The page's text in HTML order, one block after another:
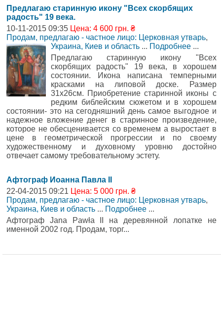
Предлагаю старинную икону "Всех скорбящих
радость" 19 века.
10-11-2015 09:35 Цена: 4 600 грн. ₴
Продам, предлагаю - частное лицо: Церковная утварь,
Украина, Киев и область ... Подробнее ...
Предлагаю старинную икону "Всех
скорбящих радость" 19 века, в хорошем
состоянии. Икона написана темперными
красками на липовой доске. Размер
31х26см. Приобретение старинной иконы с
редким библейским сюжетом и в хорошем
состоянии- это на сегодняшний день самое выгодное и
надежное вложение денег в старинное произведение,
которое не обесценивается со временем а выростает в
цене в геометрической прогрессии и по своему
художественному и духовному уровню достойно
отвечает самому требовательному эстету.
Афтограф Иоанна Павла II
22-04-2015 09:21 Цена: 5 000 грн. ₴
Продам, предлагаю - частное лицо: Церковная утварь,
Украина, Киев и область ... Подробнее ...
Афтограф Jana Pawła II на деревянной лопатке не
именной 2002 год. Продам, торг...